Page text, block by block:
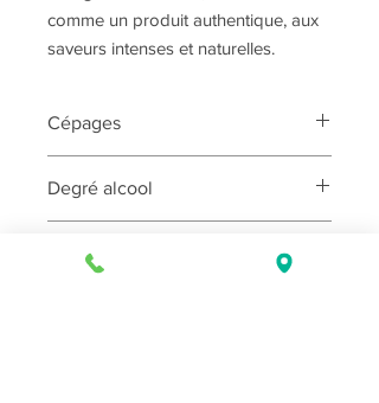
comme un produit authentique, aux
saveurs intenses et naturelles.
Cépages
Seyval blanc, Muscat Osceola,
Frontenac Gris
Degré alcool
Service